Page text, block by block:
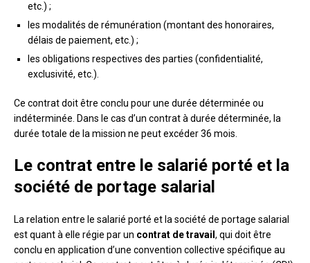
etc.) ;
les modalités de rémunération (montant des honoraires,
délais de paiement, etc.) ;
les obligations respectives des parties (confidentialité,
exclusivité, etc.).
Ce contrat doit être conclu pour une durée déterminée ou
indéterminée. Dans le cas d’un contrat à durée déterminée, la
durée totale de la mission ne peut excéder 36 mois.
Le contrat entre le salarié porté et la
société de portage salarial
La relation entre le salarié porté et la société de portage salarial
est quant à elle régie par un contrat de travail , qui doit être
conclu en application d’une convention collective spécifique au